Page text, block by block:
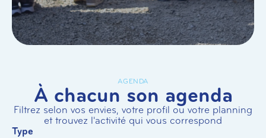
AGENDA
À chacun son agenda
Filtrez selon vos envies, votre profil ou votre planning
et trouvez l'activité qui vous correspond
Type